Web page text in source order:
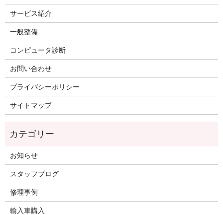
サービス紹介
一般整備
コンピュータ診断
お問い合わせ
プライバシーポリシー
サイトマップ
お知らせ
スタッフブログ
修理事例
輸入車購入